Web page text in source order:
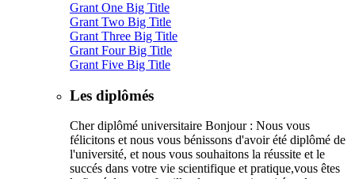
Grant One Big Title
Grant Two Big Title
Grant Three Big Title
Grant Four Big Title
Grant Five Big Title
Les diplômés
Cher diplômé universitaire Bonjour : Nous vous
félicitons et nous vous bénissons d'avoir été diplômé de
l'université, et nous vous souhaitons la réussite et le
succés dans votre vie scientifique et pratique,vous êtes